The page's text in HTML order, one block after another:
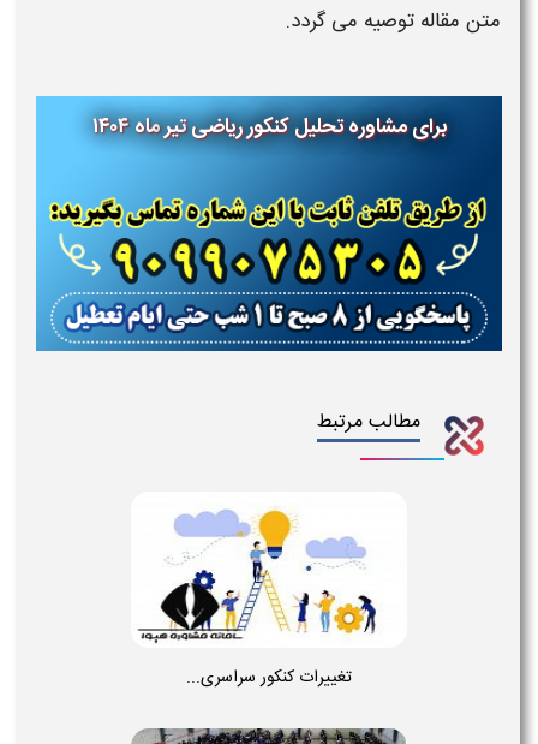
متن مقاله توصیه می گردد.
برای مشاوره تحلیل کنکور ریاضیتیرماه۱۴۰۴
مطالب مرتبط
تغییرات کنکور سراسری...